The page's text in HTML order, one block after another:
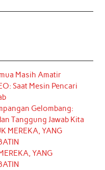
Masih Amatir
Saat Mesin Pencari
Gelombang:
Tanggung Jawab Kita
MEREKA, YANG
YANG